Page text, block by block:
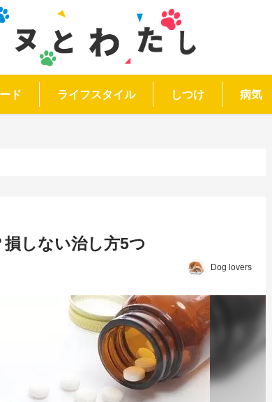
ド ライフスタイル しつけ 病気
しない治し方5つ
Dog lovers